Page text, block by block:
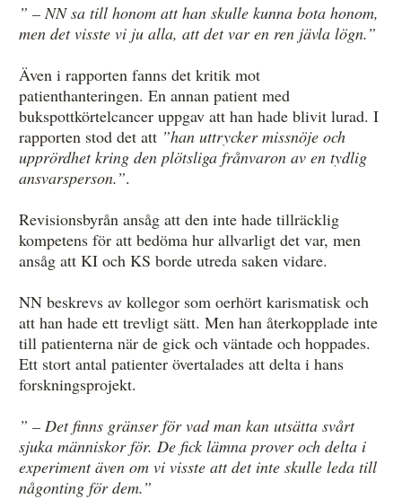
” – NN sa till honom att han skulle kunna bota honom,
men det visste vi ju alla, att det var en ren jävla lögn.”
Även i rapporten fanns det kritik mot
patienthanteringen. En annan patient med
bukspottkörtelcancer uppgav att han hade blivit lurad. I
rapporten stod det att ”han uttrycker missnöje och
upprördhet kring den plötsliga frånvaron av en tydlig
ansvarsperson.”.
Revisionsbyrån ansåg att den inte hade tillräcklig
kompetens för att bedöma hur allvarligt det var, men
ansåg att KI och KS borde utreda saken vidare.
NN beskrevs av kollegor som oerhört karismatisk och
att han hade ett trevligt sätt. Men han återkopplade inte
till patienterna när de gick och väntade och hoppades.
Ett stort antal patienter övertalades att delta i hans
forskningsprojekt.
” – Det finns gränser för vad man kan utsätta svårt
sjuka människor för. De fick lämna prover och delta i
experiment även om vi visste att det inte skulle leda till
någonting för dem.”